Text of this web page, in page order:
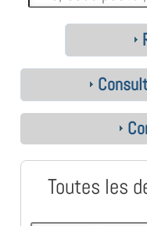
Toutes les